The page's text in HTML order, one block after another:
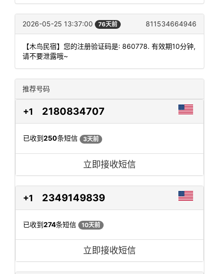
2026-05-25 13:37:00 76天前 811534664946
【木鸟民宿】您的注册验证码是: 860778. 有效期10分钟,
请不要泄露哦~
推荐号码
+1 2180834707
已收到250条短信 3天前
立即接收短信
+1 2349149839
已收到274条短信 10天前
立即接收短信